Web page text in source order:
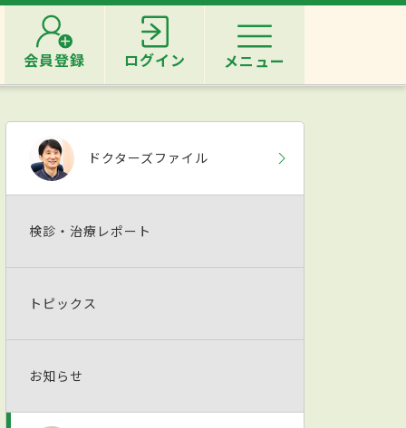
会員登録 ログイン メニュー
ドクターズファイル
検診・治療レポート
トピックス
お知らせ